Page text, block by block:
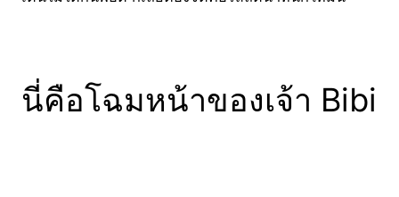
นี่คือโฉมหน้าของเจ้า Bibi